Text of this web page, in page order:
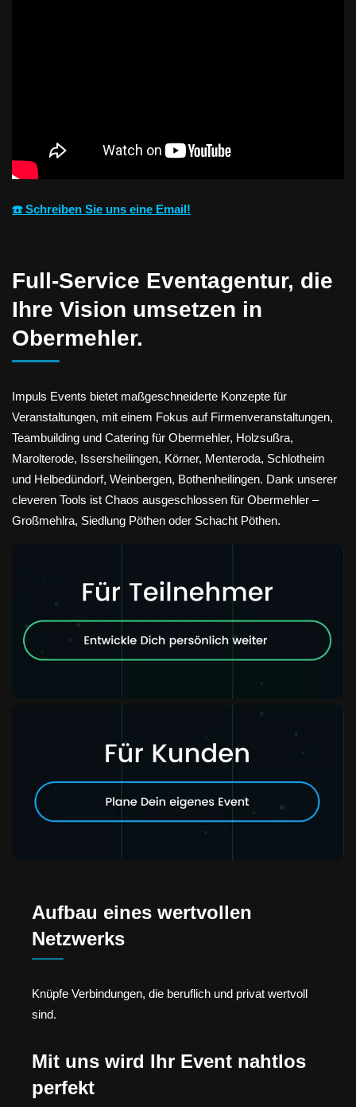
☎️ Schreiben Sie uns eine Email!
Full-Service Eventagentur, die
Ihre Vision umsetzen in
Obermehler.
Impuls Events bietet maßgeschneiderte Konzepte für
Veranstaltungen, mit einem Fokus auf Firmenveranstaltungen,
Teambuilding und Catering für Obermehler, Holzsußra,
Marolterode, Issersheilingen, Körner, Menteroda, Schlotheim
und Helbedündorf, Weinbergen, Bothenheilingen. Dank unserer
cleveren Tools ist Chaos ausgeschlossen für Obermehler –
Großmehlra, Siedlung Pöthen oder Schacht Pöthen.
Aufbau eines wertvollen
Netzwerks
Knüpfe Verbindungen, die beruflich und privat wertvoll
sind.
Mit uns wird Ihr Event nahtlos
perfekt